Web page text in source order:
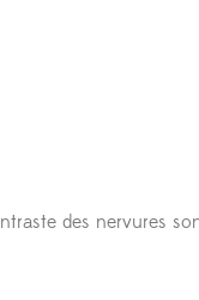
des nervures